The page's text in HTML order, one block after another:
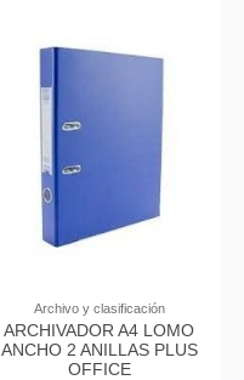
Archivo y clasificación
ARCHIVADOR A4 LOMO
ANCHO 2 ANILLAS PLUS
OFFICE